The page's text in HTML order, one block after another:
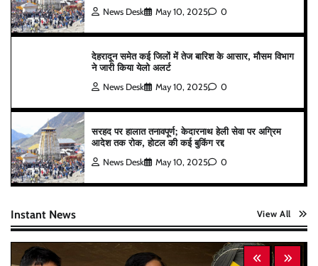
News Desk May 10, 2025 0
देहरादून समेत कई जिलों में तेज बारिश के आसार, मौसम विभाग
ने जारी किया येलो अलर्ट
News Desk May 10, 2025 0
सरहद पर हालात तनावपूर्ण; केदारनाथ हेली सेवा पर अग्रिम
आदेश तक रोक, होटल की कई बुकिंग रद्द
News Desk May 10, 2025 0
Instant News View All